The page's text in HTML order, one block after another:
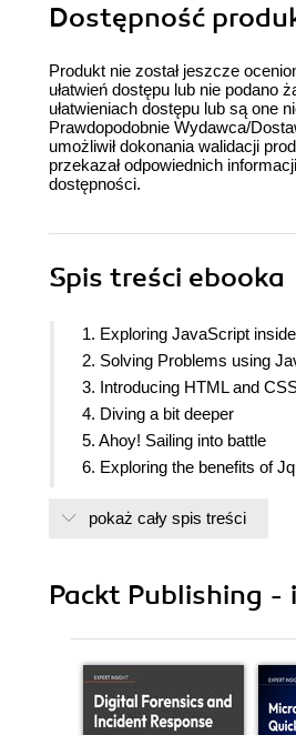
Dostępność
Produkt nie został jeszcze
ułatwień dostępu lub nie podano
ułatwieniach dostępu lub są one
Prawdopodobnie Wydawca/
umożliwił dokonania walidacji
przekazał odpowiednich
dostępności.
Spis treści ebooka
1. Exploring JavaScript
2. Solving Problems using
3. Introducing HTML and
4. Diving a bit deeper
5. Ahoy! Sailing into battle
6. Exploring the benefits of
8. Building on Rat-Man!
pokaż cały spis treści
Packt Publishing -